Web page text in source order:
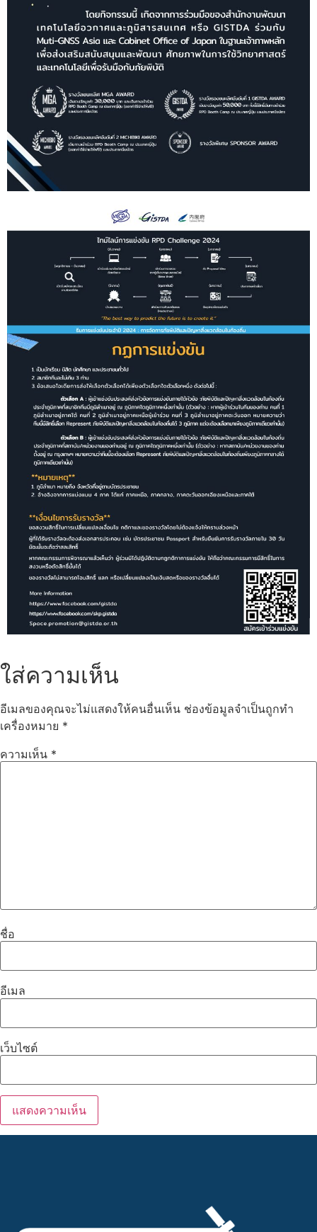
ใส่ความเห็น
อีเมลของคุณจะไม่แสดงให้คนอื่นเห็น ช่องข้อมูลจำเป็นถูกทำ
เครื่องหมาย *
ความเห็น *
ชื่อ
อีเมล
เว็บไซต์